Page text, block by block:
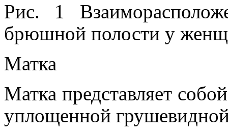
Рис. 1
брюшной полости у
Матка
Матка представляет
уплощенной